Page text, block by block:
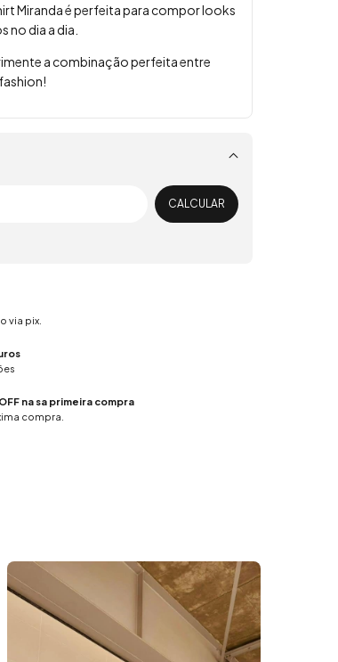
Miranda é perfeita para compor looks
no dia a dia.
a combinação perfeita entre
Alterar CEP
CALCULAR
via pix.
na sa primeira compra
compra.